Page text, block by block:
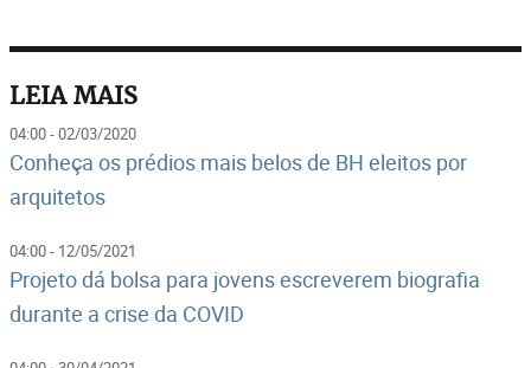
LEIA MAIS
04:00 - 02/03/2020
Conheça os prédios mais belos de BH eleitos por
arquitetos
04:00 - 12/05/2021
Projeto dá bolsa para jovens escreverem biografia
durante a crise da COVID